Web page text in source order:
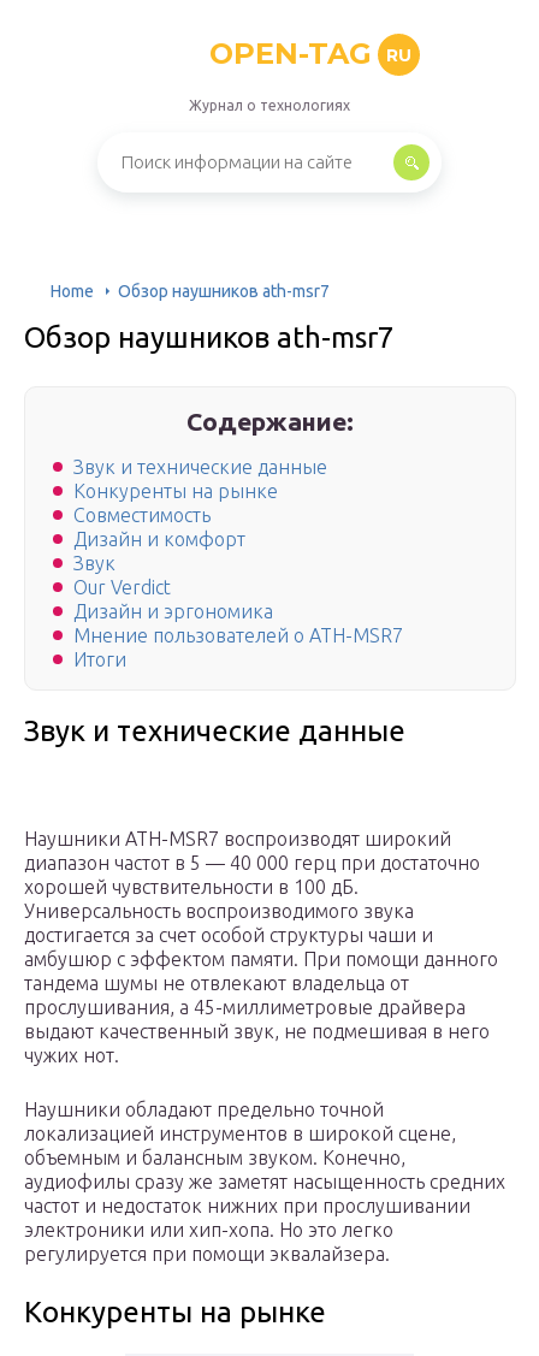
OPEN-TAG RU
Журнал о технологиях
Home Обзор наушников ath-msr7
Обзор наушников ath-msr7
Содержание:
Звук и технические данные
Конкуренты на рынке
Совместимость
Дизайн и комфорт
Звук
Our Verdict
Дизайн и эргономика
Мнение пользователей о ATH-MSR7
Итоги
Звук и технические данные
Наушники ATH-MSR7 воспроизводят широкий
диапазон частот в 5 — 40 000 герц при достаточно
хорошей чувствительности в 100 дБ.
Универсальность воспроизводимого звука
достигается за счет особой структуры чаши и
амбушюр с эффектом памяти. При помощи данного
тандема шумы не отвлекают владельца от
прослушивания, а 45-миллиметровые драйвера
выдают качественный звук, не подмешивая в него
чужих нот.
Наушники обладают предельно точной
локализацией инструментов в широкой сцене,
объемным и балансным звуком. Конечно,
аудиофилы сразу же заметят насыщенность средних
частот и недостаток нижних при прослушивании
электроники или хип-хопа. Но это легко
регулируется при помощи эквалайзера.
Конкуренты на рынке